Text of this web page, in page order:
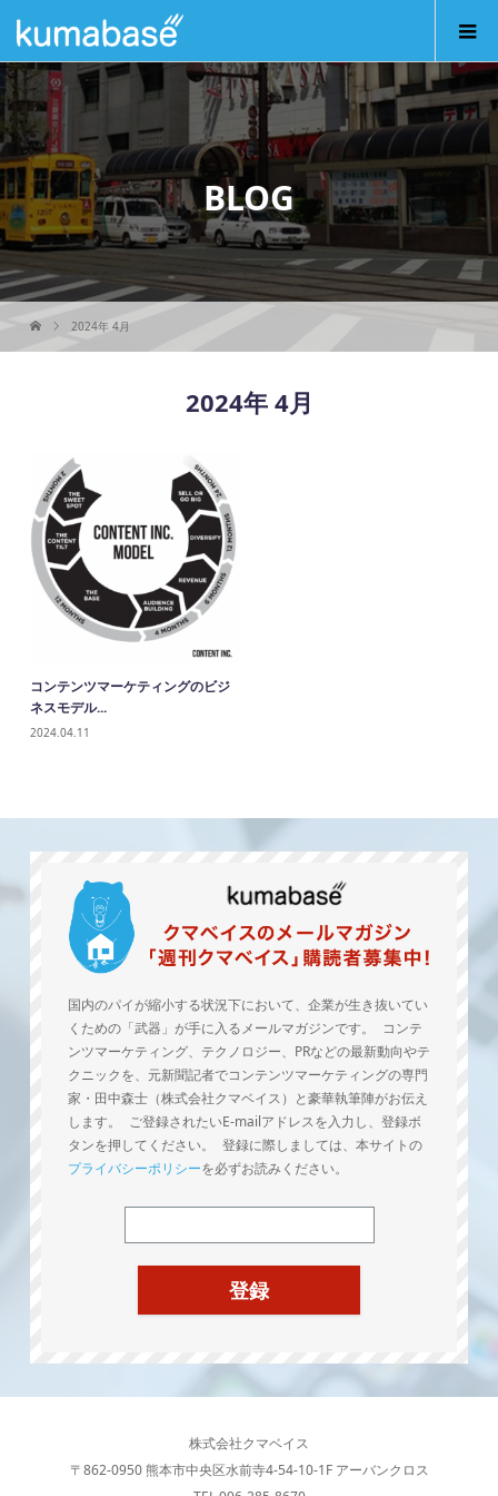
BLOG
2024年 4月
2024年 4月
コンテンツマーケティングのビジ
ネスモデル...
2024.04.11
国内のパイが縮小する状況下において、企業が生き抜いてい
くための「武器」が手に入るメールマガジンです。 コンテ
ンツマーケティング、テクノロジー、PRなどの最新動向やテ
クニックを、元新聞記者でコンテンツマーケティングの専門
家・田中森士（株式会社クマベイス）と豪華執筆陣がお伝え
します。 ご登録されたいE-mailアドレスを入力し、登録ボ
タンを押してください。 登録に際しましては、本サイトの
プライバシーポリシーを必ずお読みください。
株式会社クマベイス
〒862-0950 熊本市中央区水前寺4-54-10-1F アーバンクロス